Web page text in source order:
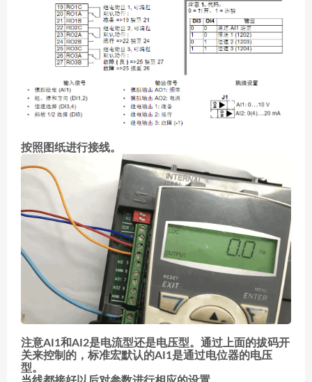
按照图纸进行接线。
注意AI1和AI2是电流型还是电压型。通过上面的拔码开
关来控制的，标准宏默认的AI1是通过电位器的电压
型。